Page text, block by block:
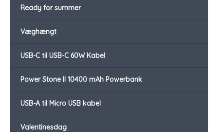
Ready for summer
Væghængt
USB-C til USB-C 60W Kabel
Power Stone II 10400 mAh Powerbank
USB-A til Micro USB kabel
Valentinesdag